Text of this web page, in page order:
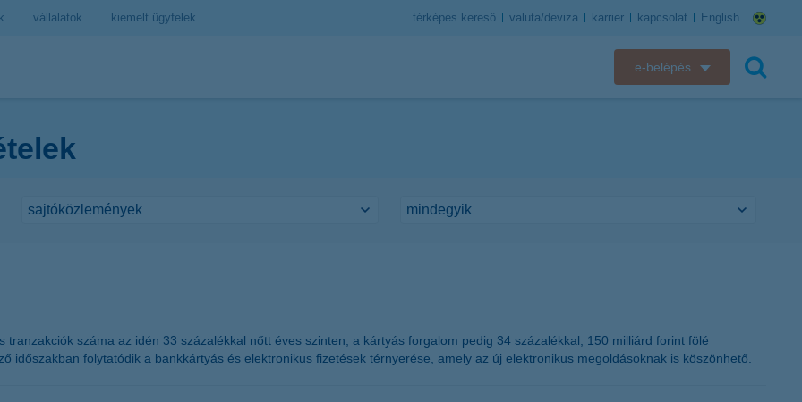
vállalatok kiemelt ügyfelek térképes kereső valuta/deviza karrier kapcsolat English
e-belépés
száma az idén 33 százalékkal nőtt éves szinten, a kártyás forgalom pedig 34 százalékkal, 150 milliárd forint fölé
időszakban folytatódik a bankkártyás és elektronikus fizetések térnyerése, amely az új elektronikus megoldásoknak is köszönhető.